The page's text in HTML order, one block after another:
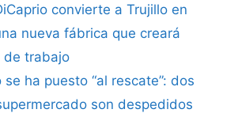
convierte a Trujillo en
nueva fábrica que creará
de trabajo
se ha puesto “al rescate”: dos
son despedidos